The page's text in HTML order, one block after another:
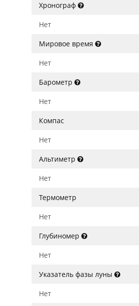
Хронограф
Нет
Мировое время
Нет
Барометр
Нет
Компас
Нет
Альтиметр
Нет
Термометр
Нет
Глубиномер
Нет
Указатель фазы луны
Нет